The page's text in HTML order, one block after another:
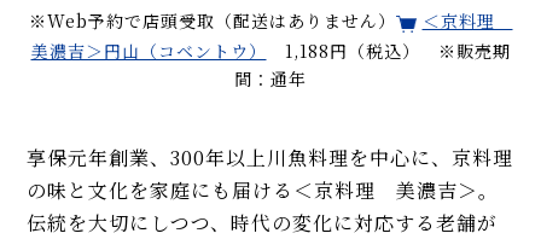
※Web予約で店頭受取（配送はありません）
＜京料理
美濃吉＞円山（コベントウ）
1,188円（税込） ※販売期
間：通年
享保元年創業、300年以上川魚料理を中心に、京料理
の味と文化を家庭にも届ける＜京料理 美濃吉＞。
伝統を大切にしつつ、時代の変化に対応する老舗が